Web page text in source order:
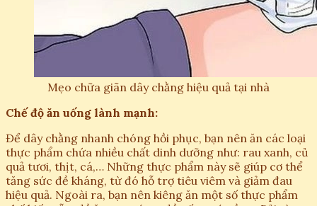
Mẹo chữa giãn dây chằng hiệu quả tại nhà
Chế độ ăn uống lành mạnh:
Để dây chằng nhanh chóng hồi phục, bạn nên ăn các loại
thực phẩm chứa nhiều chất dinh dưỡng như: rau xanh, củ
quả tươi, thịt, cá,… Những thực phẩm này sẽ giúp cơ thể
tăng sức đề kháng, từ đó hỗ trợ tiêu viêm và giảm đau
hiệu quả. Ngoài ra, bạn nên kiêng ăn một số thực phẩm